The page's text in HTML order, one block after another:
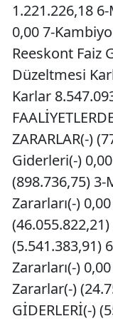
1.221.226,18
0,00 7-
Reeskont Faiz
Düzeltmesi
Karlar
ZARARLAR(-)
Giderleri(-)
(898.736,75) 3-
Zararları(-)
(5.541.383,91)
Zararları(-)
Zararlar(-)
GİDERLERİ(-)